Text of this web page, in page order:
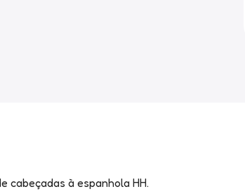
cabeçadas à espanhola HH.